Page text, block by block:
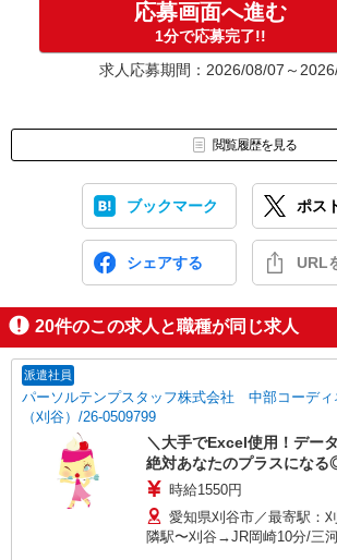
応募画面へ進む
1分で応募完了!!
求人応募期間：2026/08/07～
閲覧履歴を見る
ブックマーク ポス
シェアする URL
20件のこの求人と職種が同じ求人
派遣社員
パーソルテンプスタッフ株式会社 中部コーディ
（刈谷）/26-0509799
＼大手でExcel使用！デー
絶対あなたのプラスにな
時給1550円
愛知県刈谷市／最寄駅
隣駅〜刈谷→JR岡崎10分/三